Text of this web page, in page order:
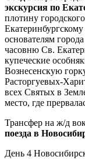
экскурсия по
плотину
основателям
часовню Св.
купеческие
Вознесенскую
Расторгуевых-
всех Святых в
место, где
Трансфер на ж/д
поезда в
День 4